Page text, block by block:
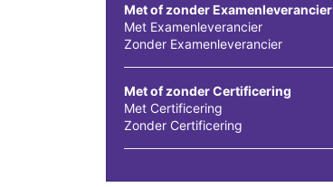
Met of zonder Examenleverancier
Met Examenleverancier
Zonder Examenleverancier
Met of zonder Certificering
Met Certificering
Zonder Certificering